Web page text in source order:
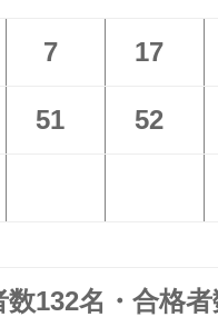
7 17
51 52
132名・合格